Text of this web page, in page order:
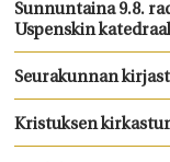
Sunnuntaina 9.8.
Uspenskin
Seurakunnan
Kristuksen